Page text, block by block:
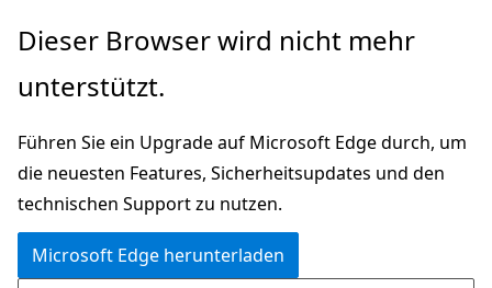
Zu
wechseln
Zur
springen
Dieser Browser wird nicht mehr
unterstützt.
Führen Sie ein Upgrade auf Microsoft Edge durch, um
die neuesten Features, Sicherheitsupdates und den
technischen Support zu nutzen.
Microsoft Edge herunterladen